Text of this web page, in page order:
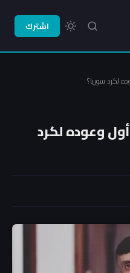
اشترك
لكرد سوريا؟
وعوده لكرد